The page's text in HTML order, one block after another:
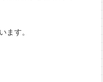
ます。